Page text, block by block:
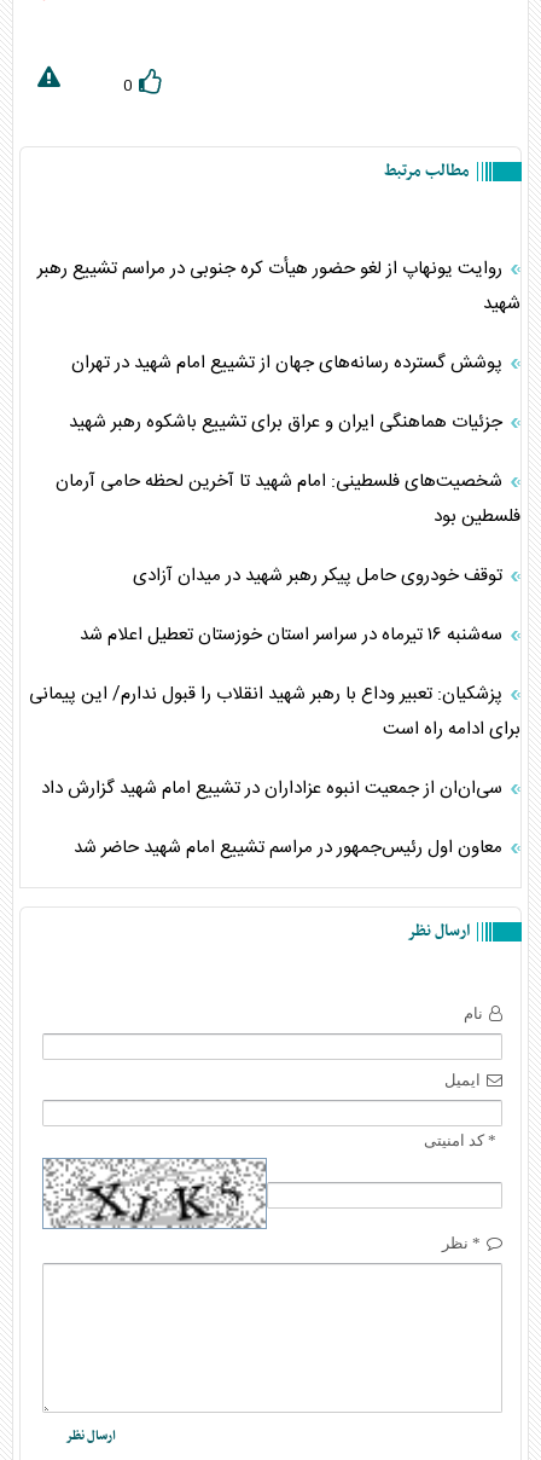
0
مطالب مرتبط
روایت یونهاپ از لغو حضور هیأت کره جنوبی در مراسم تشییع رهبر
شهید
پوشش گسترده رسانه‌های جهان از تشییع امام شهید در تهران
جزئیات هماهنگی ایران و عراق برای تشییع باشکوه رهبر شهید
شخصیت‌های فلسطینی: امام شهید تا آخرین لحظه حامی آرمان
فلسطین بود
توقف خودروی حامل پیکر رهبر شهید در میدان آزادی
سه‌شنبه ۱۶ تیرماه در سراسر استان خوزستان تعطیل اعلام شد
پزشکیان: تعبیر وداع با رهبر شهید انقلاب را قبول ندارم/ این پیمانی
برای ادامه راه است
سی‌ان‌ان از جمعیت انبوه عزاداران در تشییع امام شهید گزارش داد
معاون اول رئیس‌جمهور در مراسم تشییع امام شهید حاضر شد
ارسال نظر
نام
ایمیل
* کد امنیتی
* نظر